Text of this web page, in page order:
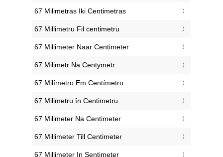
‎67 Milimetras Iki Centimetras
‎67 Millimetru Fil ċentimetru
‎67 Millimeter Naar Centimeter
‎67 Milimetr Na Centymetr
‎67 Milímetro Em Centímetro
‎67 Milimetru în Centimetru
‎67 Milimeter Na Centimeter
‎67 Millimeter Till Centimeter
‎67 Millimeter In Sentimeter